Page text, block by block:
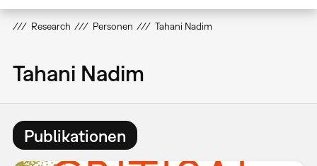
Research Personen Tahani Nadim
Tahani Nadim
Publikationen